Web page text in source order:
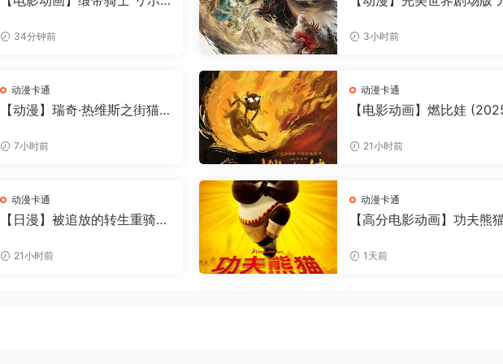
清|动画|少女拂去悲伤的泪
克资源网盘下载
34分钟前
作 / 动画 / 奇幻|黑暗大劫降
天|夸克资源网盘下载
3小时前
动漫卡通
【动漫】瑞奇·热维斯之街猫
喜剧 / 动画 / 短片求生存、寻
族|夸克网盘下载资源
7小时前
动漫卡通
【电影动画】燃比娃
在“恐惧之兽”口中夺取火种
21小时前
动漫卡通
【日漫】被追放的转生重骑士
K高清|动画|利用生前的知
21小时前
动漫卡通
【高分电影动画】功夫熊
高清|喜剧 / 动作 / 动画 / 冒
1天前